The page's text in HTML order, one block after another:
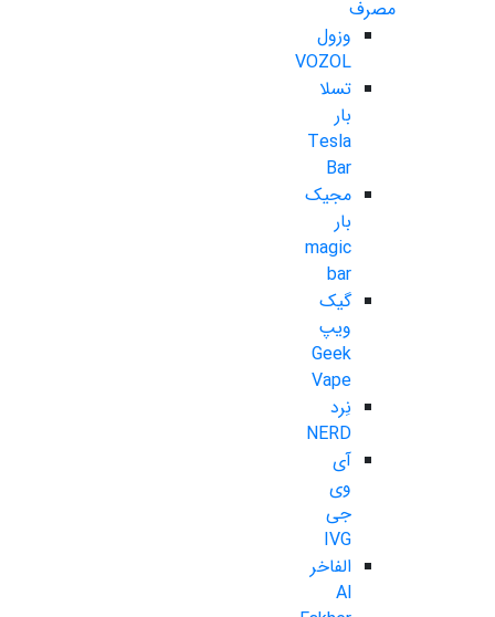
مصرف
وزول
VOZOL
تسلا
بار
Tesla
Bar
مجیک
بار
magic
bar
گیک
ویپ
Geek
Vape
نِرد
NERD
آی
وی
جی
IVG
الفاخر
Al